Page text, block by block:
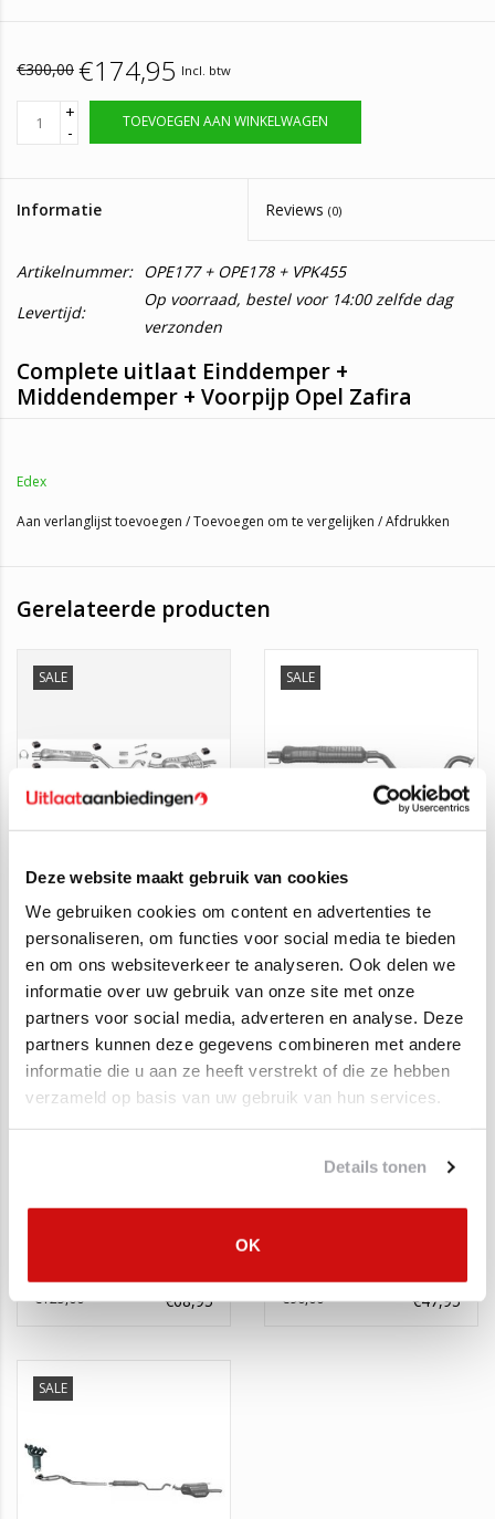
Deze website maakt gebruik van cookies
We gebruiken cookies om content en advertenties te
personaliseren, om functies voor social media te bieden
en om ons websiteverkeer te analyseren. Ook delen we
informatie over uw gebruik van onze site met onze
partners voor social media, adverteren en analyse. Deze
partners kunnen deze gegevens combineren met andere
informatie die u aan ze heeft verstrekt of die ze hebben
verzameld op basis van uw gebruik van hun services.
Details tonen
OK
€300,00 €174,95 Incl. btw
+
-
TOEVOEGEN AAN WINKELWAGEN
Informatie Reviews (0)
Artikelnummer: OPE177 + OPE178 + VPK455
Levertijd:
Op voorraad, bestel voor 14:00 zelfde dag
verzonden
Complete uitlaat Einddemper +
Middendemper + Voorpijp Opel Zafira
Opel Zafira 1.6 16_V
mee, op het plaatje kunt u zien welke montagematerialen hierbij
zitten. Mocht u nog pasta nodig zijn, deze kunt u bovenaan bij
bestellen.
Dat kan. Wanneer er bij de levertijd staat dat we dit artikel op
voorraad hebben, ligt die ook daadwerkelijk in ons magazijn in
Topautoparts
7661PD, Vasse.
Afhalen alleen op afspraak
Contact:
info@topautoparts.nl
0541-700-233
0613626597 (Whatsapp)
Maandag t/m vrijdag 08:30 - 17:00
Edex
Aan verlanglijst toevoegen /Toevoegen om te vergelijken /Afdrukken
Gerelateerde producten
SALE
Einddemper +
Middendemper Opel
Zafira
€250,00 €129,95
SALE
Middendemper Opel
Zafira 1.6, 1.8
€125,00 €49,95
€125,00 €68,95 €90,00 €47,95
SALE